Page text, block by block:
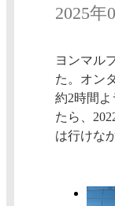
2025年
ヨンマル
た。オン
約2時間
たら、
は行けな